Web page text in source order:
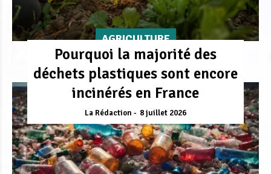
AGRICULTURE
Pourquoi la majorité des
déchets plastiques sont encore
incinérés en France
La Rédaction 8 juillet 2026